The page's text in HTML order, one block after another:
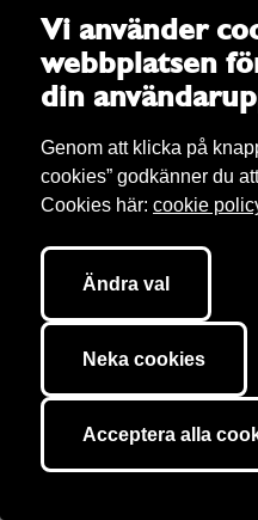
En föreställning för stora och
Mellan oss
Jury selection
Föreställning
Vad är en gräns, och vad gör
vi passera, och vem får
gränslöst eller
Dans Teater Förskola
Vi använder
webbplatsen
din
Genom att klicka på
cookies” godkänner du
Cookies här: cookie
Ändra val
Neka cookies
Acceptera alla